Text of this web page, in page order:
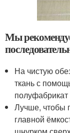
Мы
На чистую
ткань с
полуфабрикат
Лучше, чтобы
главной